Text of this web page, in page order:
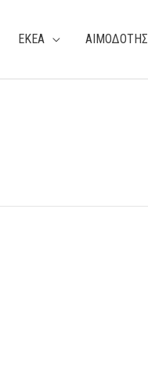
ΕΚΕΑ ΑΙΜΟΔΟΤΗΣ